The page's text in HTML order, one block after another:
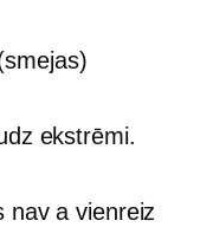
ekstrēmi.
nav avienreiz